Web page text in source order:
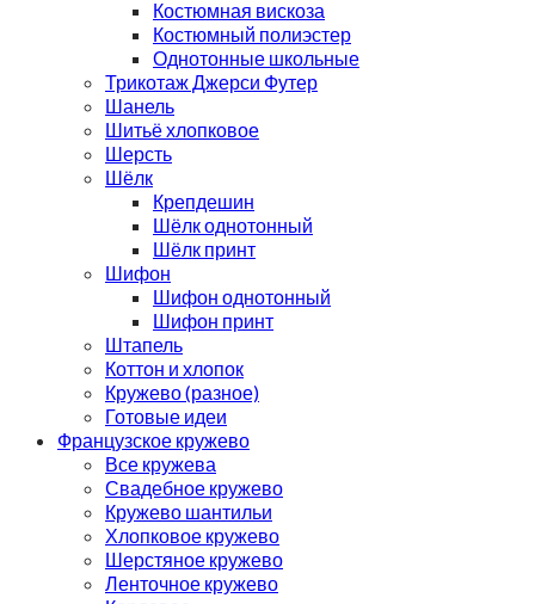
Костюмная вискоза
Костюмный полиэстер
Однотонные школьные
Трикотаж Джерси Футер
Шанель
Шитьё хлопковое
Шерсть
Шёлк
Крепдешин
Шёлк однотонный
Шёлк принт
Шифон
Шифон однотонный
Шифон принт
Штапель
Коттон и хлопок
Кружево (разное)
Готовые идеи
Французское кружево
Все кружева
Свадебное кружево
Кружево шантильи
Хлопковое кружево
Шерстяное кружево
Ленточное кружево